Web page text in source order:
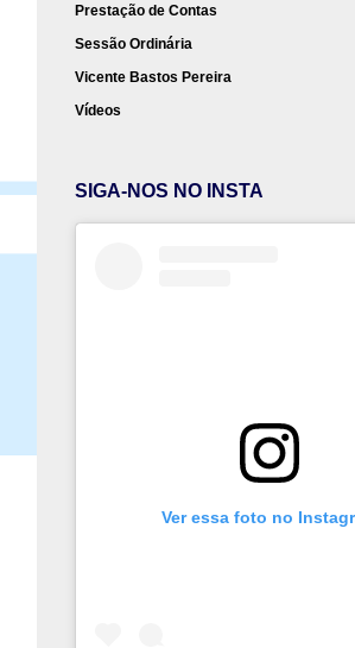
Prestação de Contas
Sessão Ordinária
Vicente Bastos Pereira
Vídeos
SIGA-NOS NO INSTA
Ver essa foto no